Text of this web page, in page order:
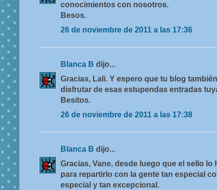
conocimientos con nosotros.
Besos.
26 de noviembre de 2011 a las 17:36
Blanca B dijo...
Gracias, Lali. Y espero que tu blog
disfrutar de esas estupendas entradas
Besitos.
26 de noviembre de 2011 a las 17:38
Blanca B dijo...
Gracias, Vane, desde luego que el sello
para repartirlo con la gente tan especial
especial y tan excepcional.